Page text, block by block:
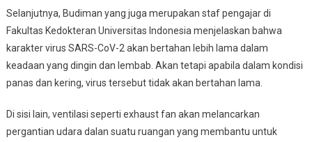
Selanjutnya, Budiman yang juga merupakan staf pengajar di
Fakultas Kedokteran Universitas Indonesia menjelaskan bahwa
karakter virus SARS-CoV-2 akan bertahan lebih lama dalam
keadaan yang dingin dan lembab. Akan tetapi apabila dalam kondisi
panas dan kering, virus tersebut tidak akan bertahan lama.
Di sisi lain, ventilasi seperti exhaust fan akan melancarkan
pergantian udara dalan suatu ruangan yang membantu untuk